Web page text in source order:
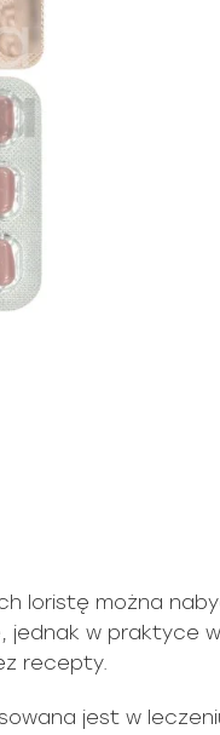
loristę można
jednak w praktyce w
recepty.
jest w